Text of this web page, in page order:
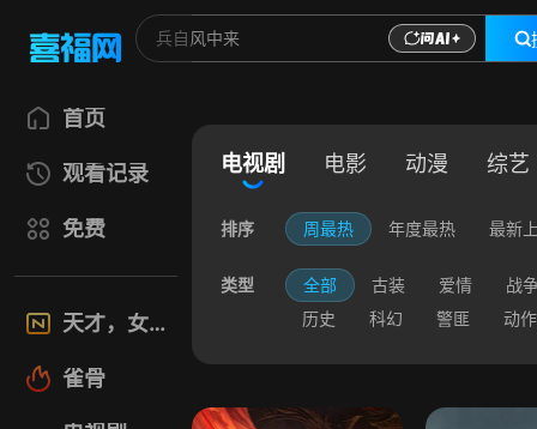
首页
观看记录
免费
天才，女友
雀骨
电视剧 电影 动漫 综艺
排序 周最热 年度最热 最新
类型 全部 古装 爱情
战
历史
科幻 警匪 动作